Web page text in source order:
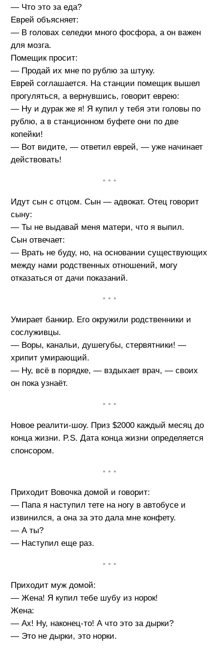
— Что это за еда?
Еврей объясняет:
— В головах селедки много фосфора, а он важен
для мозга.
Помещик просит:
— Продай их мне по рублю за штуку.
Еврей соглашается. На станции помещик вышел
прогуляться, а вернувшись, говорит еврею:
— Ну и дурак же я! Я купил у тебя эти головы по
рублю, а в станционном буфете они по две
копейки!
— Вот видите, — ответил еврей, — уже начинает
действовать!
• • •
Идут сын с отцом. Сын — адвокат. Отец говорит
сыну:
— Ты не выдавай меня матери, что я выпил.
Сын отвечает:
— Врать не буду, но, на основании существующих
между нами родственных отношений, могу
отказаться от дачи показаний.
• • •
Умирает банкир. Его окружили родственники и
сослуживцы.
— Воры, канальи, душегубы, стервятники! —
хрипит умирающий.
— Ну, всё в порядке, — вздыхает врач, — своих
он пока узнаёт.
• • •
Новое реалити-шоу. Приз $2000 каждый месяц до
конца жизни. P.S. Дата конца жизни определяется
спонсором.
• • •
Приходит Вовочка домой и говорит:
— Папа я наступил тете на ногу в автобусе и
извинился, а она за это дала мне конфету.
— А ты?
— Наступил еще раз.
• • •
Приходит муж домой:
— Жена! Я купил тебе шубу из норок!
Жена:
— Ах! Ну, наконец-то! А что это за дырки?
— Это не дырки, это норки.